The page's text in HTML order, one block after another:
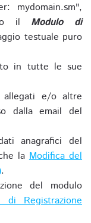
mydomain.sm",
il Modulo di
testuale puro
in tutte le sue
allegati e/o altre
dalla email del
anagrafici del
laModifica del
.
del modulo
di Registrazione